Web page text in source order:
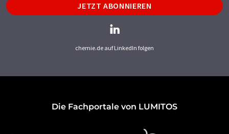
JETZT ABONNIEREN
chemie.de auf LinkedIn folgen
Die Fachportale von LUMITOS